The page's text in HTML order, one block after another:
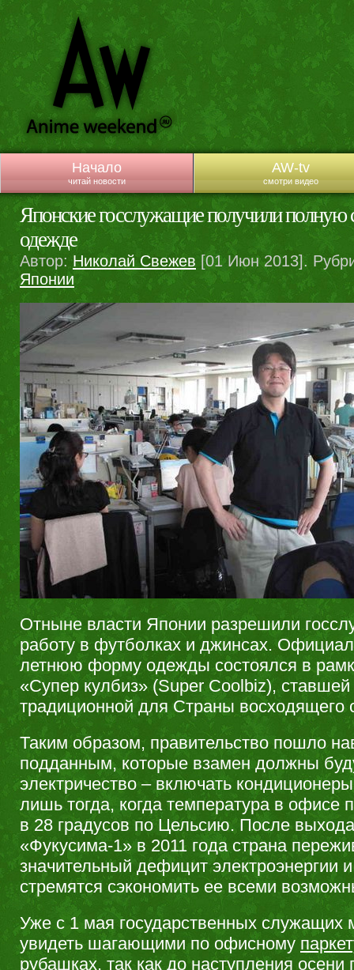
Начало
читай новости
AW-tv
смотри видео
Японские госслужащие получили полную
одежде
Автор: Николай Свежев [01 Июн 2013].
Японии
Отныне власти Японии разрешили
работу в футболках и джинсах.
летнюю форму одежды состоялся в
«Супер кулбиз» (Super Coolbiz),
традиционной для Страны восходящего
Таким образом, правительство пошло
подданным, которые взамен должны
электричество – включать
лишь тогда, когда температура в офисе
в 28 градусов по Цельсию. После
«Фукусима-1» в 2011 года страна
значительный дефицит электроэнергии
стремятся сэкономить ее всеми
Уже с 1 мая государственных
увидеть шагающими по офисному
рубашках, так как до наступления осени